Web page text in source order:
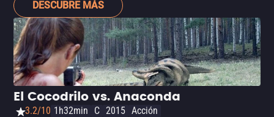
DESCUBRE MÁS
El Cocodrilo vs. Anaconda
3.2/10 1h32min C 2015 Acción